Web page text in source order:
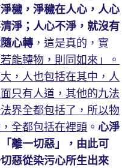
穢，淨穢在人心，人心
淨；人心不淨，就沒有
心轉 ，這是真的，實
能轉物，則同如來」。
，人也包括在其中，人
只有人道，其他的九法
界全都包括了，所以物
全都包括在裡頭 。 心淨
離一切惡」，由此可
惡從染污心所生出來